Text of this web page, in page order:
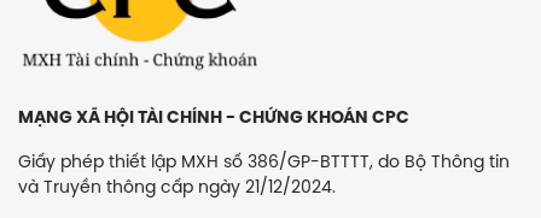
MẠNG XÃ HỘI TÀI CHÍNH - CHỨNG KHOÁN CPC
Giấy phép thiết lập MXH số 386/GP-BTTTT, do Bộ Thông tin
và Truyền thông cấp ngày 21/12/2024.